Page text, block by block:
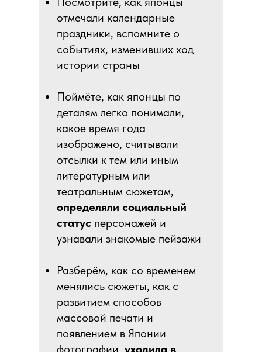
отмечали календарные
праздники, вспомните о
событиях, изменивших ход
истории страны
Поймёте, как японцы по
деталям легко понимали,
какое время года
изображено, считывали
отсылки к тем или иным
литературным или
театральным сюжетам,
определяли социальный
статус персонажей и
узнавали знакомые пейзажи
Разберём, как со временем
менялись сюжеты, как с
развитием способов
массовой печати и
появлением в Японии
фотографии, уходила в